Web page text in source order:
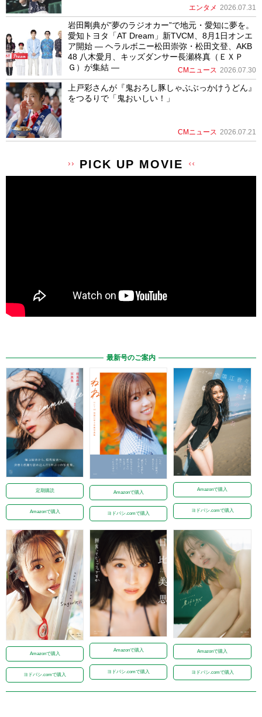
エンタメ 2026.07.31
岩田剛典が”夢のラジオカー”で地元・愛知に夢を。
愛知トヨタ「AT Dream」新TVCM、8月1日オンエ
ア開始 ― ヘラルボニー松田崇弥・松田文登、AKB
48 八木愛月、キッズダンサー長瀬柊真（ＥＸＰ
Ｇ）が集結 ―
CMニュース 2026.07.30
上戸彩さんが『鬼おろし豚しゃぶぶっかけうどん』
をつるりで「鬼おいしい！」
CMニュース 2026.07.21
PICK UP MOVIE
最新号のご案内
定期購読
Amazonで購入
Amazonで購入
ヨドバシ.comで購入
Amazonで購入
ヨドバシ.comで購入
Amazonで購入
ヨドバシ.comで購入
Amazonで購入
ヨドバシ.comで購入
Amazonで購入
ヨドバシ.comで購入